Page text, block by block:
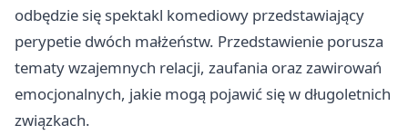
odbędzie się spektakl komediowy przedstawiający
perypetie dwóch małżeństw. Przedstawienie porusza
tematy wzajemnych relacji, zaufania oraz zawirowań
emocjonalnych, jakie mogą pojawić się w długoletnich
związkach.